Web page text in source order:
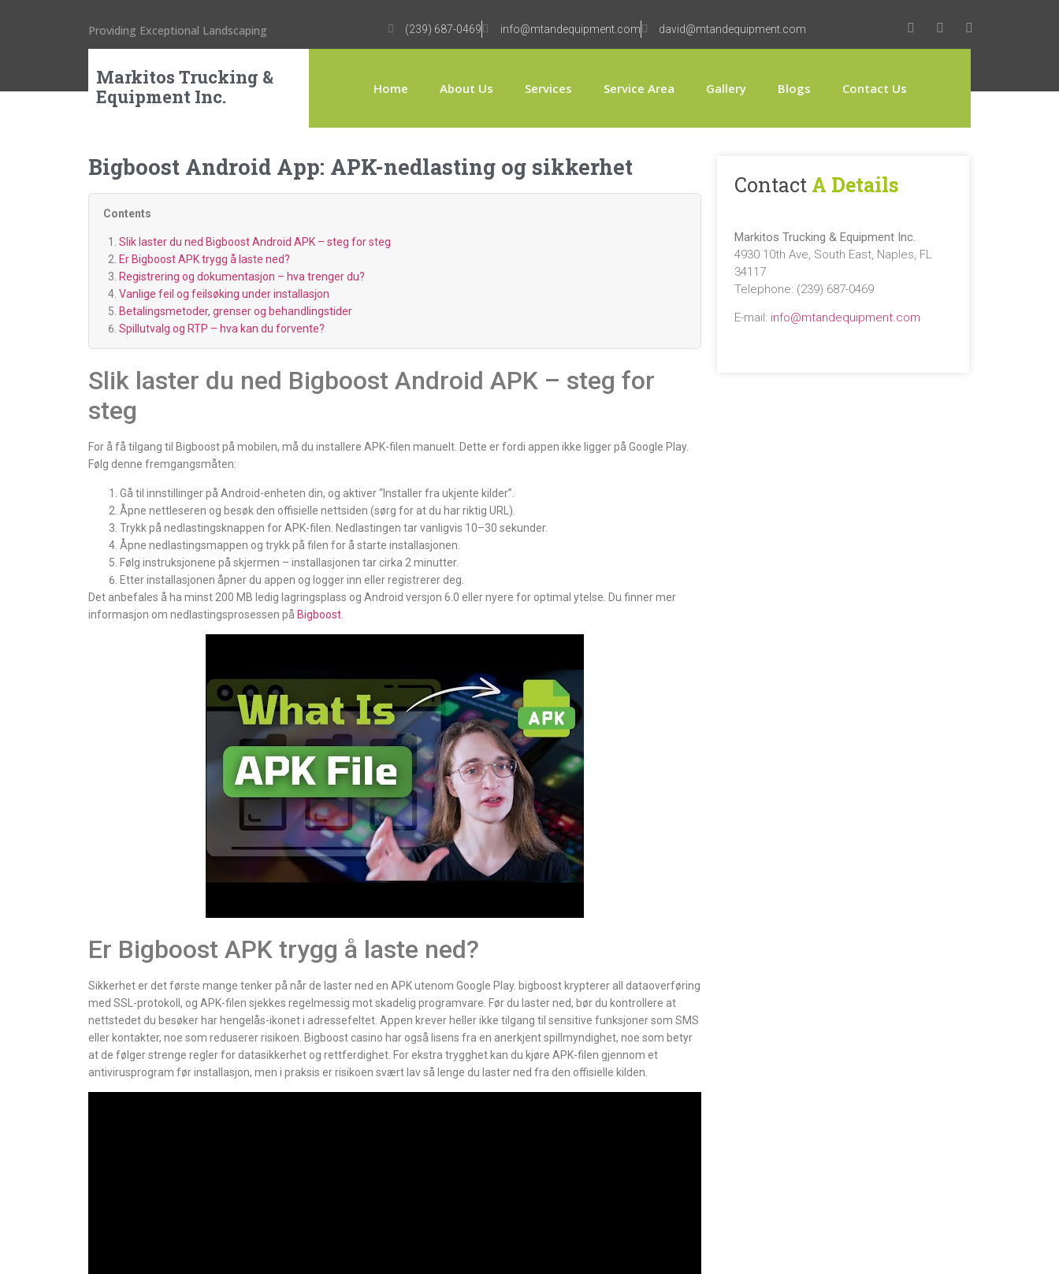
Providing Exceptional Landscaping (239) 687-0469 info@mtandequipment.com david@mtandequipment.com
Markitos Trucking &
Equipment Inc.
Home About Us Services Service Area Gallery Blogs Contact Us
Bigboost Android App: APK-nedlasting og sikkerhet
Contents
Slik laster du ned Bigboost Android APK – steg for steg
Er Bigboost APK trygg å laste ned?
Registrering og dokumentasjon – hva trenger du?
Vanlige feil og feilsøking under installasjon
Betalingsmetoder, grenser og behandlingstider
Spillutvalg og RTP – hva kan du forvente?
Slik laster du ned Bigboost Android APK – steg for
steg
For å få tilgang til Bigboost på mobilen, må du installere APK-filen manuelt. Dette er fordi appen ikke ligger på Google Play.
Følg denne fremgangsmåten:
Gå til innstillinger på Android-enheten din, og aktiver “Installer fra ukjente kilder”.
Åpne nettleseren og besøk den offisielle nettsiden (sørg for at du har riktig URL).
Trykk på nedlastingsknappen for APK-filen. Nedlastingen tar vanligvis 10–30 sekunder.
Åpne nedlastingsmappen og trykk på filen for å starte installasjonen.
Følg instruksjonene på skjermen – installasjonen tar cirka 2 minutter.
Etter installasjonen åpner du appen og logger inn eller registrerer deg.
Det anbefales å ha minst 200 MB ledig lagringsplass og Android versjon 6.0 eller nyere for optimal ytelse. Du finner mer
informasjon om nedlastingsprosessen på Bigboost
Er Bigboost APK trygg å laste ned?
Sikkerhet er det første mange tenker på når de laster ned en APK utenom Google Play. bigboost krypterer all dataoverføring
med SSL-protokoll, og APK-filen sjekkes regelmessig mot skadelig programvare. Før du laster ned, bør du kontrollere at
nettstedet du besøker har hengelås-ikonet i adressefeltet. Appen krever heller ikke tilgang til sensitive funksjoner som SMS
eller kontakter, noe som reduserer risikoen. Bigboost casino har også lisens fra en anerkjent spillmyndighet, noe som betyr
at de følger strenge regler for datasikkerhet og rettferdighet. For ekstra trygghet kan du kjøre APK-filen gjennom et
antivirusprogram før installasjon, men i praksis er risikoen svært lav så lenge du laster ned fra den offisielle kilden.
Contact A Details
Markitos Trucking & Equipment Inc.
4930 10th Ave, South East, Naples, FL
34117
Telephone: (239) 687-0469
E-mail: info@mtandequipment.com